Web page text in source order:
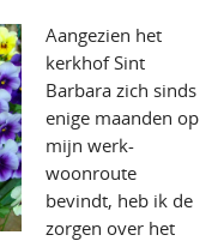
Aangezien het
kerkhof Sint
Barbara zich sinds
enige maanden op
mijn werk-
woonroute
bevindt, heb ik de
zorgen over het